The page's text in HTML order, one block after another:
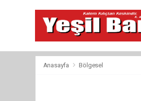
Anasayfa Bölgesel